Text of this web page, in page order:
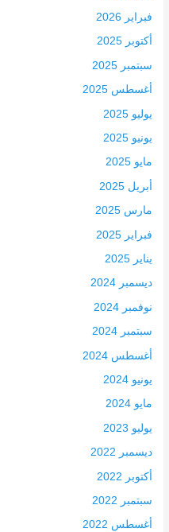
فبراير 2026
أكتوبر 2025
سبتمبر 2025
أغسطس 2025
يوليو 2025
يونيو 2025
مايو 2025
أبريل 2025
مارس 2025
فبراير 2025
يناير 2025
ديسمبر 2024
نوفمبر 2024
سبتمبر 2024
أغسطس 2024
يونيو 2024
مايو 2024
يوليو 2023
ديسمبر 2022
أكتوبر 2022
سبتمبر 2022
أغسطس 2022